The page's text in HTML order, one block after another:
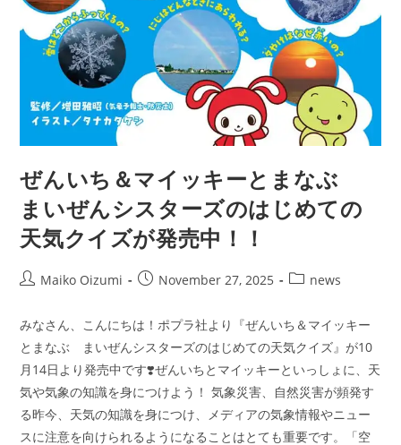
ぜんいち＆マイッキーとまなぶ
まいぜんシスターズのはじめての
天気クイズが発売中！！
PostMaiko Oizumi
PostNovember 27, 2025
Postnews
みなさん、こんにちは！ポプラ社より『ぜんいち＆マイッキー
とまなぶ まいぜんシスターズのはじめての天気クイズ』が10
月14日より発売中です❣️ぜんいちとマイッキーといっしょに、天
気や気象の知識を身につけよう！ 気象災害、自然災害が頻発す
る昨今、天気の知識を身につけ、メディアの気象情報やニュー
スに注意を向けられるようになることはとても重要です。「空